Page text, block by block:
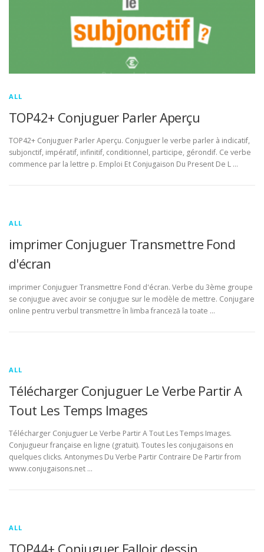
ALL
TOP42+ Conjuguer Parler Aperçu
TOP42+ Conjuguer Parler Aperçu. Conjuguer le verbe parler à indicatif,
subjonctif, impératif, infinitif, conditionnel, participe, gérondif. Ce verbe
commence par la lettre p. Emploi Et Conjugaison Du Present De L …
ALL
imprimer Conjuguer Transmettre Fond
d'écran
imprimer Conjuguer Transmettre Fond d'écran. Verbe du 3ème groupe
se conjugue avec avoir se conjugue sur le modèle de mettre. Conjugare
online pentru verbul transmettre în limba franceză la toate …
ALL
Télécharger Conjuguer Le Verbe Partir A
Tout Les Temps Images
Télécharger Conjuguer Le Verbe Partir A Tout Les Temps Images.
Conjugueur française en ligne (gratuit). Toutes les conjugaisons en
quelques clicks. Antonymes Du Verbe Partir Contraire De Partir from
www.conjugaisons.net …
ALL
TOP44+ Conjuguer Falloir dessin